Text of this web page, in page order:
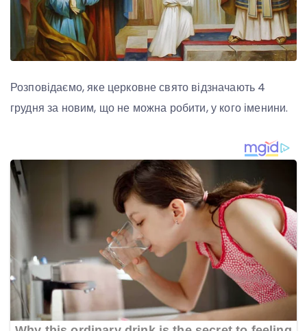
Розповідаємо, яке церковне свято відзначають 4
грудня за новим, що не можна робити, у кого іменини.